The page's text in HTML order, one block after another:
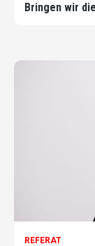
Bringen wir
REFERAT